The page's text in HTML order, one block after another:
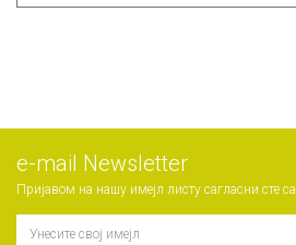
е-mail Newsletter
Пријавом на нашу имејл листу сагласни сте са